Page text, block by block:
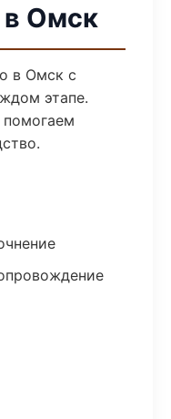
в Омск
в Омск с
этапе.